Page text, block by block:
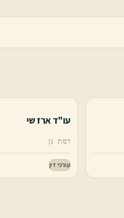
עו"ד ארז שי
רמת גן
עורכי דין